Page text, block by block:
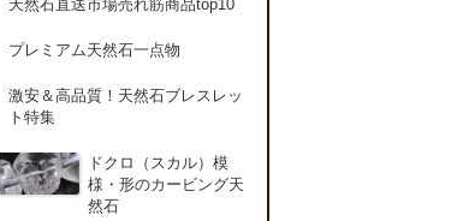
ラベンダーアメジスト
天然石直送市場売れ筋商品top10
プレミアム天然石一点物
激安＆高品質！天然石ブレスレッ
ト特集
ドクロ（スカル）模
様・形のカービング天
然石